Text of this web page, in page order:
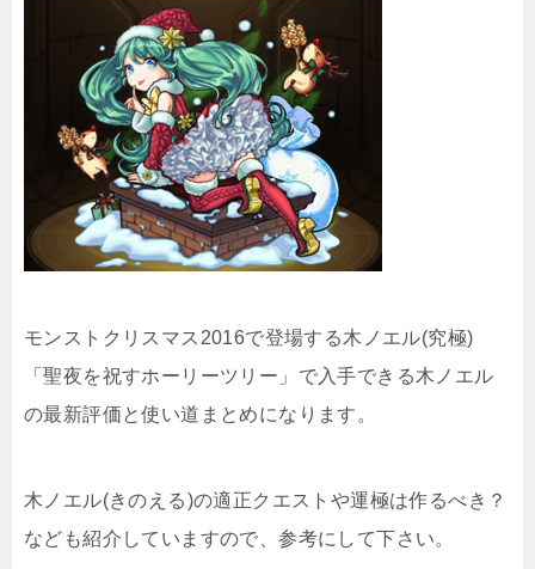
モンストクリスマス2016で登場する木ノエル(究極)
「聖夜を祝すホーリーツリー」で入手できる木ノエル
の最新評価と使い道まとめになります。
木ノエル(きのえる)の適正クエストや運極は作るべき？
なども紹介していますので、参考にして下さい。